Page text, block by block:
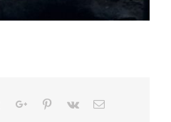
TumblrGoogle+Pinterest
Vk Email